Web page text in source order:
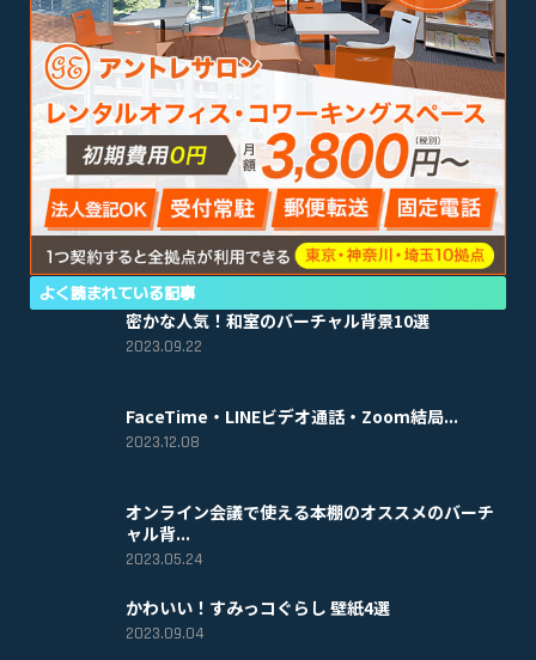
よく読まれている記事
密かな人気！和室のバーチャル背景10選
2023.09.22
FaceTime・LINEビデオ通話・Zoom結局...
2023.12.08
オンライン会議で使える本棚のオススメのバーチ
ャル背...
2023.05.24
かわいい！すみっコぐらし 壁紙4選
2023.09.04